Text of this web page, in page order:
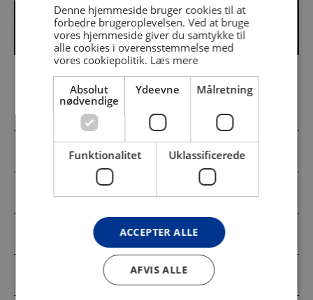
Se flere billeder
Referencer og kontekst
Kreativitetens grundprocesser
Keramik, collage og grafik
ENGLISH
Denne hjemmeside bruger cookies til at
forbedre brugeroplevelsen. Ved at bruge
vores hjemmeside giver du samtykke til
alle cookies i overensstemmelse med
vores cookiepolitik. Læs mere
Absolut
nødvendige
Ydeevne Målretning
Funktionalitet Uklassificerede
ACCEPTER ALLE
AFVIS ALLE